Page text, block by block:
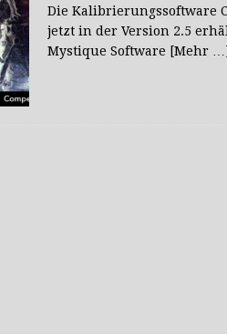
Die Kalibrierungssoftware
jetzt in der Version 2.5
Mystique Software [Mehr …]